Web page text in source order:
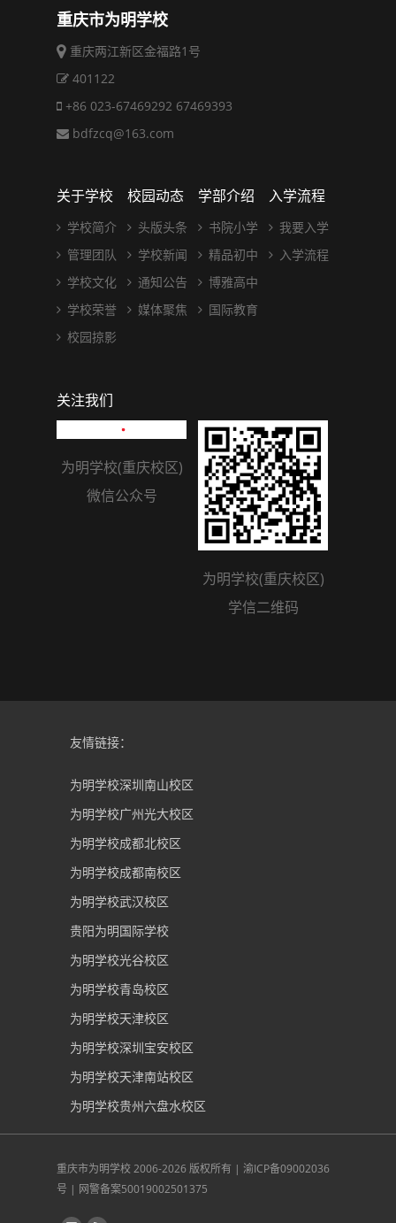
重庆市为明学校
重庆两江新区金福路1号
401122
+86 023-67469292 67469393
bdfzcq@163.com
关于学校
学校简介
管理团队
学校文化
学校荣誉
校园掠影
校园动态
头版头条
学校新闻
通知公告
媒体聚焦
学部介绍
书院小学
精品初中
博雅高中
国际教育
入学流程
我要入学
入学流程
关注我们
为明学校(重庆校区)
微信公众号
为明学校(重庆校区)
学信二维码
友情链接：
为明学校深圳南山校区
为明学校广州光大校区
为明学校成都北校区
为明学校成都南校区
为明学校武汉校区
贵阳为明国际学校
为明学校光谷校区
为明学校青岛校区
为明学校天津校区
为明学校深圳宝安校区
为明学校天津南站校区
为明学校贵州六盘水校区
重庆市为明学校2006-2026 版权所有 | 渝ICP备09002036
号 | 网警备案50019002501375